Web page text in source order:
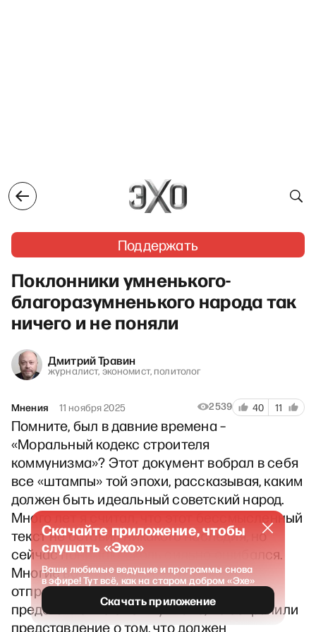
Поддержать
Поклонники умненького-
благоразумненького народа так
ничего и не поняли
Дмитрий Травин
журналист, экономист, политолог
Мнения 11 ноября 2025 2539 40 11
Помните, был в давние времена –
«Моральный кодекс строителя
коммунизма»? Этот документ вобрал в себя
все «штампы» той эпохи, рассказывая, каким
должен быть идеальный советский народ.
Много лет я считал, что этот бессмысленный
текст не оставил никакого наследия, но
сейчас понимаю, сколь сильно ошибался.
Многие воспитанные в СССР люди
отправили на интеллектуальную свалку
представление о коммунизме, но сохранили
представление о том, что должен
Скачайте приложение, чтобы
слушать «Эхо»
Ваши любимые ведущие и программы снова
в эфире! Тут всё, как на старом добром «Эхе»
Скачать приложение